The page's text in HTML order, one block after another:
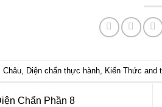
Châu Diện chẩn thực hành Kiến Thức and
Chẩn Phần 8